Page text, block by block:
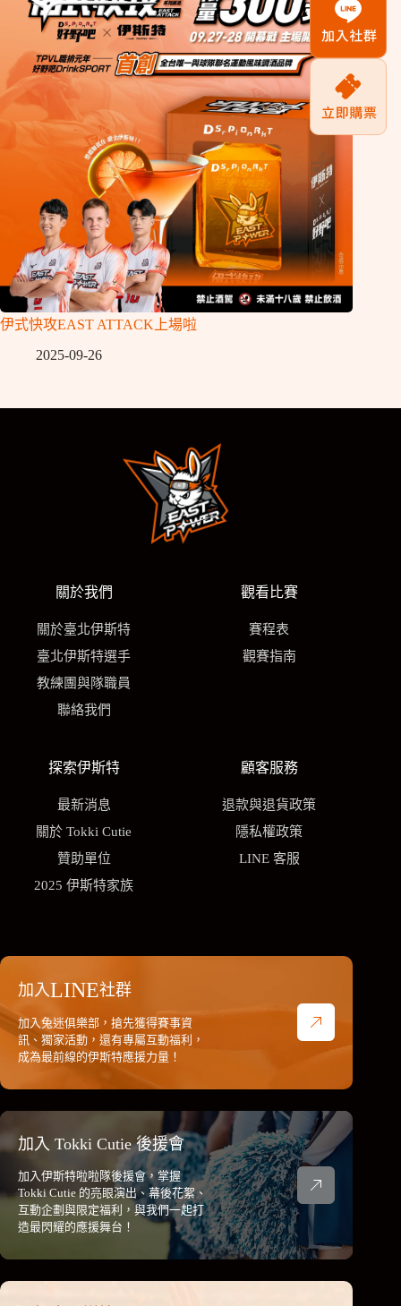
伊式快攻EAST ATTACK上場啦
2025-09-26
關於我們
關於臺北伊斯特
臺北伊斯特選手
教練團與隊職員
聯絡我們
觀看比賽
賽程表
觀賽指南
探索伊斯特
最新消息
關於 Tokki Cutie
贊助單位
2025 伊斯特家族
顧客服務
退款與退貨政策
隱私權政策
LINE 客服
加入LINE社群
加入兔迷俱樂部，搶先獲得賽事資
訊、獨家活動，還有專屬互動福利，
成為最前線的伊斯特應援力量！
加入 Tokki Cutie 後援會
加入伊斯特啦啦隊後援會，掌握
Tokki Cutie 的亮眼演出、幕後花絮、
互動企劃與限定福利，與我們一起打
造最閃耀的應援舞台！